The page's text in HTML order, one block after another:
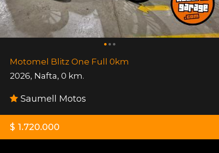
Motomel Blitz One Full 0km
2026, Nafta, 0 km.
Saumell Motos
$ 1.720.000